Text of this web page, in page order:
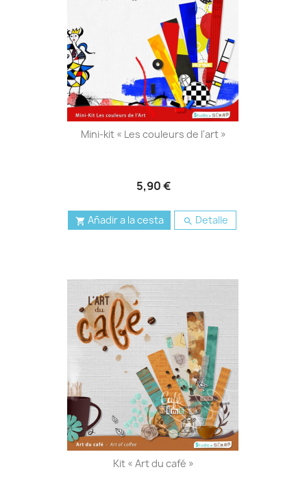
Mini-kit « Les couleurs de l'art »
5,90 €
 Añadir a la cesta  Detalle
Kit « Art du café »